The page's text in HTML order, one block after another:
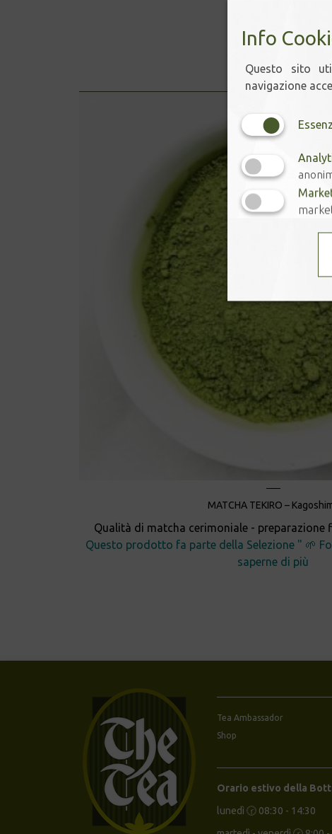
MATCHA TEKIRO –
Qualità di matcha cerimoniale - preparazione
Questo prodotto fa parte della Selezione " 🌱
saperne di più
Tea Ambassador
Shop
Orario estivo della
lunedì 🕝 08:30 - 14:30
Info
Questo sito
navigazione